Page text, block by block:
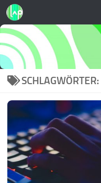
Zum Inhalt springen
SCHLAGWÖRTER: